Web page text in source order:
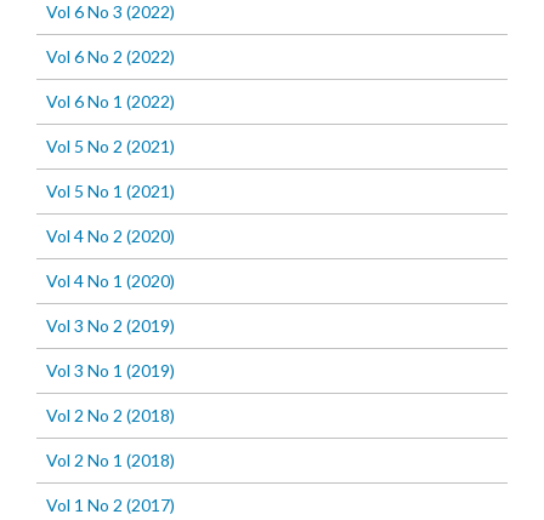
Vol 6 No 3 (2022)
Vol 6 No 2 (2022)
Vol 6 No 1 (2022)
Vol 5 No 2 (2021)
Vol 5 No 1 (2021)
Vol 4 No 2 (2020)
Vol 4 No 1 (2020)
Vol 3 No 2 (2019)
Vol 3 No 1 (2019)
Vol 2 No 2 (2018)
Vol 2 No 1 (2018)
Vol 1 No 2 (2017)